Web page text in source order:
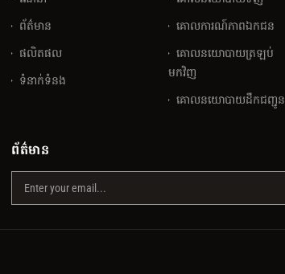
ព័ត៌មាន
ផលិតផល
ទំនាក់ទំនង
គោលការណ៍​ភាព​ឯកជន
គោលនយោបាយត្រឡប់
មកវិញ
គោលនយោបាយដឹកជញ្ជូន
ព័ត៌មាន